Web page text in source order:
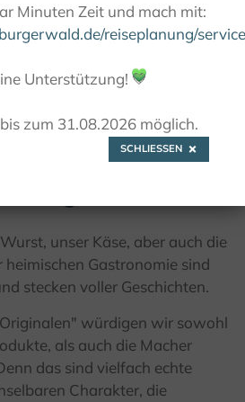
DER REGION
unser Käse, aber auch die
heimischen Gastronomie sind
stecken voller Geschichten.
würdigen wir sowohl
als auch die Macher
das sind vielfach echte
Charakter, die
Minuten Zeit und mach mit:
reiseplanung/
Unterstützung! 💚
zum 31.08.2026 möglich.
SCHLIESSEN